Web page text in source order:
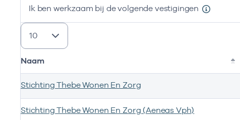
Ik ben werkzaam bij de volgende vestigingen
Naam
Stichting Thebe Wonen En Zorg
Stichting Thebe Wonen En Zorg (Aeneas Vph)